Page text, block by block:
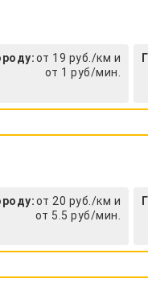
от 19 руб./км и
от 1 руб/мин.
от 20 руб./км и
от 5.5 руб/мин.